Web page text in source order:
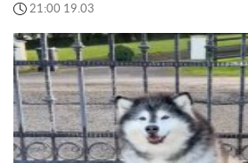
21:00 19.03